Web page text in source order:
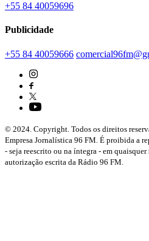
+55 84 40059696
Publicidade
+55 84 40059666
© 2024. Copyright. Todos os direitos
Empresa Jornalística 96 FM. É proibida a
- seja reescrito ou na íntegra - em
autorização escrita da Rádio 96 FM.